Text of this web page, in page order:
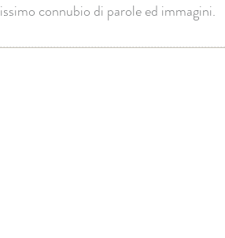
connubio di parole ed immagini.